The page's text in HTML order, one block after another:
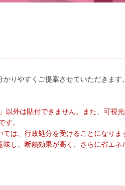
りやすくご提案させていただきます。
外は貼付できません。また、可視
す。
は、行政処分を受けることになりま
し、断熱効果が高く、さらに省エネ